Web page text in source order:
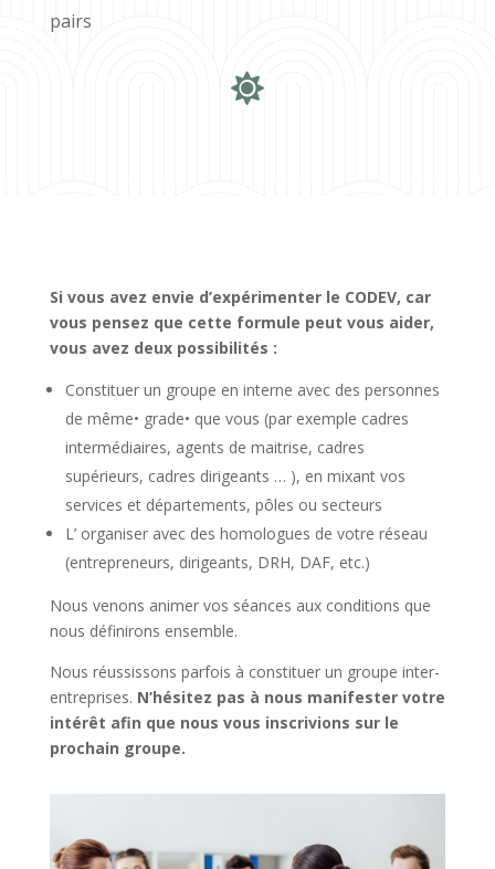
pairs

Si vous avez envie d’expérimenter le CODEV, car
vous pensez que cette formule peut vous aider,
vous avez deux possibilités :
Constituer un groupe en interne avec des personnes
de même• grade• que vous (par exemple cadres
intermédiaires, agents de maitrise, cadres
supérieurs, cadres dirigeants … ), en mixant vos
services et départements, pôles ou secteurs
L’ organiser avec des homologues de votre réseau
(entrepreneurs, dirigeants, DRH, DAF, etc.)
Nous venons animer vos séances aux conditions que
nous définirons ensemble.
Nous réussissons parfois à constituer un groupe inter-
entreprises. N’hésitez pas à nous manifester votre
intérêt afin que nous vous inscrivions sur le
prochain groupe.